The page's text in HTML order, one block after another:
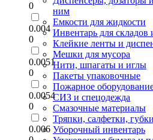
0
0.004
0
0.0051
0
0.0054
0
0.006
ним
Емкости для жидкости
Инвентарь для складов
Клейкие ленты и
Мешки для мусора
Нити, шпагаты и иглы
Пакеты упаковочные
Пожарное
СИЗ и спецодежда
Смазочные материалы
Тряпки, салфетки, губки
Уборочный инвентарь